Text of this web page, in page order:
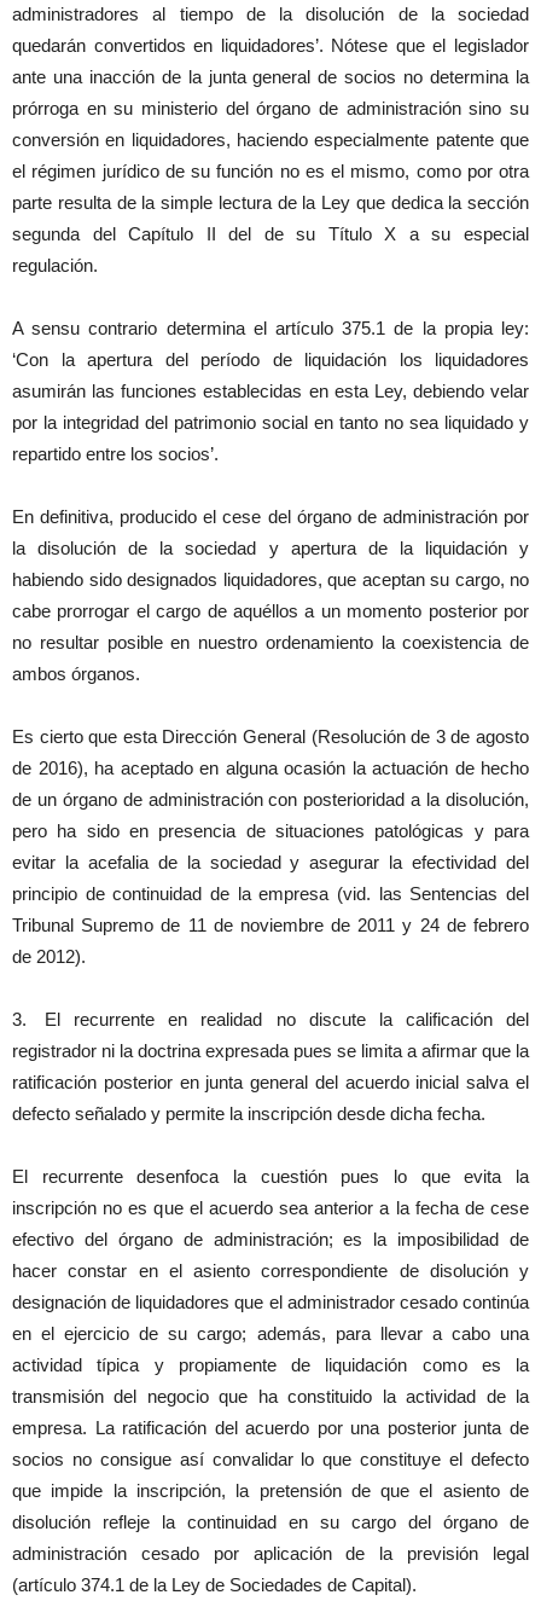
administradores al tiempo de la disolución de la sociedad
quedarán convertidos en liquidadores’. Nótese que el legislador
ante una inacción de la junta general de socios no determina la
prórroga en su ministerio del órgano de administración sino su
conversión en liquidadores, haciendo especialmente patente que
el régimen jurídico de su función no es el mismo, como por otra
parte resulta de la simple lectura de la Ley que dedica la sección
segunda del Capítulo II del de su Título X a su especial
regulación.
A sensu contrario determina el artículo 375.1 de la propia ley:
‘Con la apertura del período de liquidación los liquidadores
asumirán las funciones establecidas en esta Ley, debiendo velar
por la integridad del patrimonio social en tanto no sea liquidado y
repartido entre los socios’.
En definitiva, producido el cese del órgano de administración por
la disolución de la sociedad y apertura de la liquidación y
habiendo sido designados liquidadores, que aceptan su cargo, no
cabe prorrogar el cargo de aquéllos a un momento posterior por
no resultar posible en nuestro ordenamiento la coexistencia de
ambos órganos.
Es cierto que esta Dirección General (Resolución de 3 de agosto
de 2016), ha aceptado en alguna ocasión la actuación de hecho
de un órgano de administración con posterioridad a la disolución,
pero ha sido en presencia de situaciones patológicas y para
evitar la acefalia de la sociedad y asegurar la efectividad del
principio de continuidad de la empresa (vid. las Sentencias del
Tribunal Supremo de 11 de noviembre de 2011 y 24 de febrero
de 2012).
3. El recurrente en realidad no discute la calificación del
registrador ni la doctrina expresada pues se limita a afirmar que la
ratificación posterior en junta general del acuerdo inicial salva el
defecto señalado y permite la inscripción desde dicha fecha.
El recurrente desenfoca la cuestión pues lo que evita la
inscripción no es que el acuerdo sea anterior a la fecha de cese
efectivo del órgano de administración; es la imposibilidad de
hacer constar en el asiento correspondiente de disolución y
designación de liquidadores que el administrador cesado continúa
en el ejercicio de su cargo; además, para llevar a cabo una
actividad típica y propiamente de liquidación como es la
transmisión del negocio que ha constituido la actividad de la
empresa. La ratificación del acuerdo por una posterior junta de
socios no consigue así convalidar lo que constituye el defecto
que impide la inscripción, la pretensión de que el asiento de
disolución refleje la continuidad en su cargo del órgano de
administración cesado por aplicación de la previsión legal
(artículo 374.1 de la Ley de Sociedades de Capital).